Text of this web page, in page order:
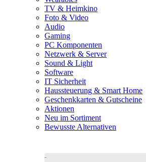
TV & Heimkino
Foto & Video
Audio
Gaming
PC Komponenten
Netzwerk & Server
Sound & Light
Software
IT Sicherheit
Haussteuerung & Smart Home
Geschenkkarten & Gutscheine
Aktionen
Neu im Sortiment
Bewusste Alternativen